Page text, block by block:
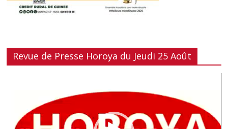
Revue de Presse Horoya du Jeudi 25 Août